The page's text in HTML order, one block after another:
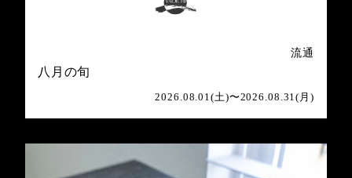
流通
八月の旬
2026.08.01(土)〜2026.08.31(月)